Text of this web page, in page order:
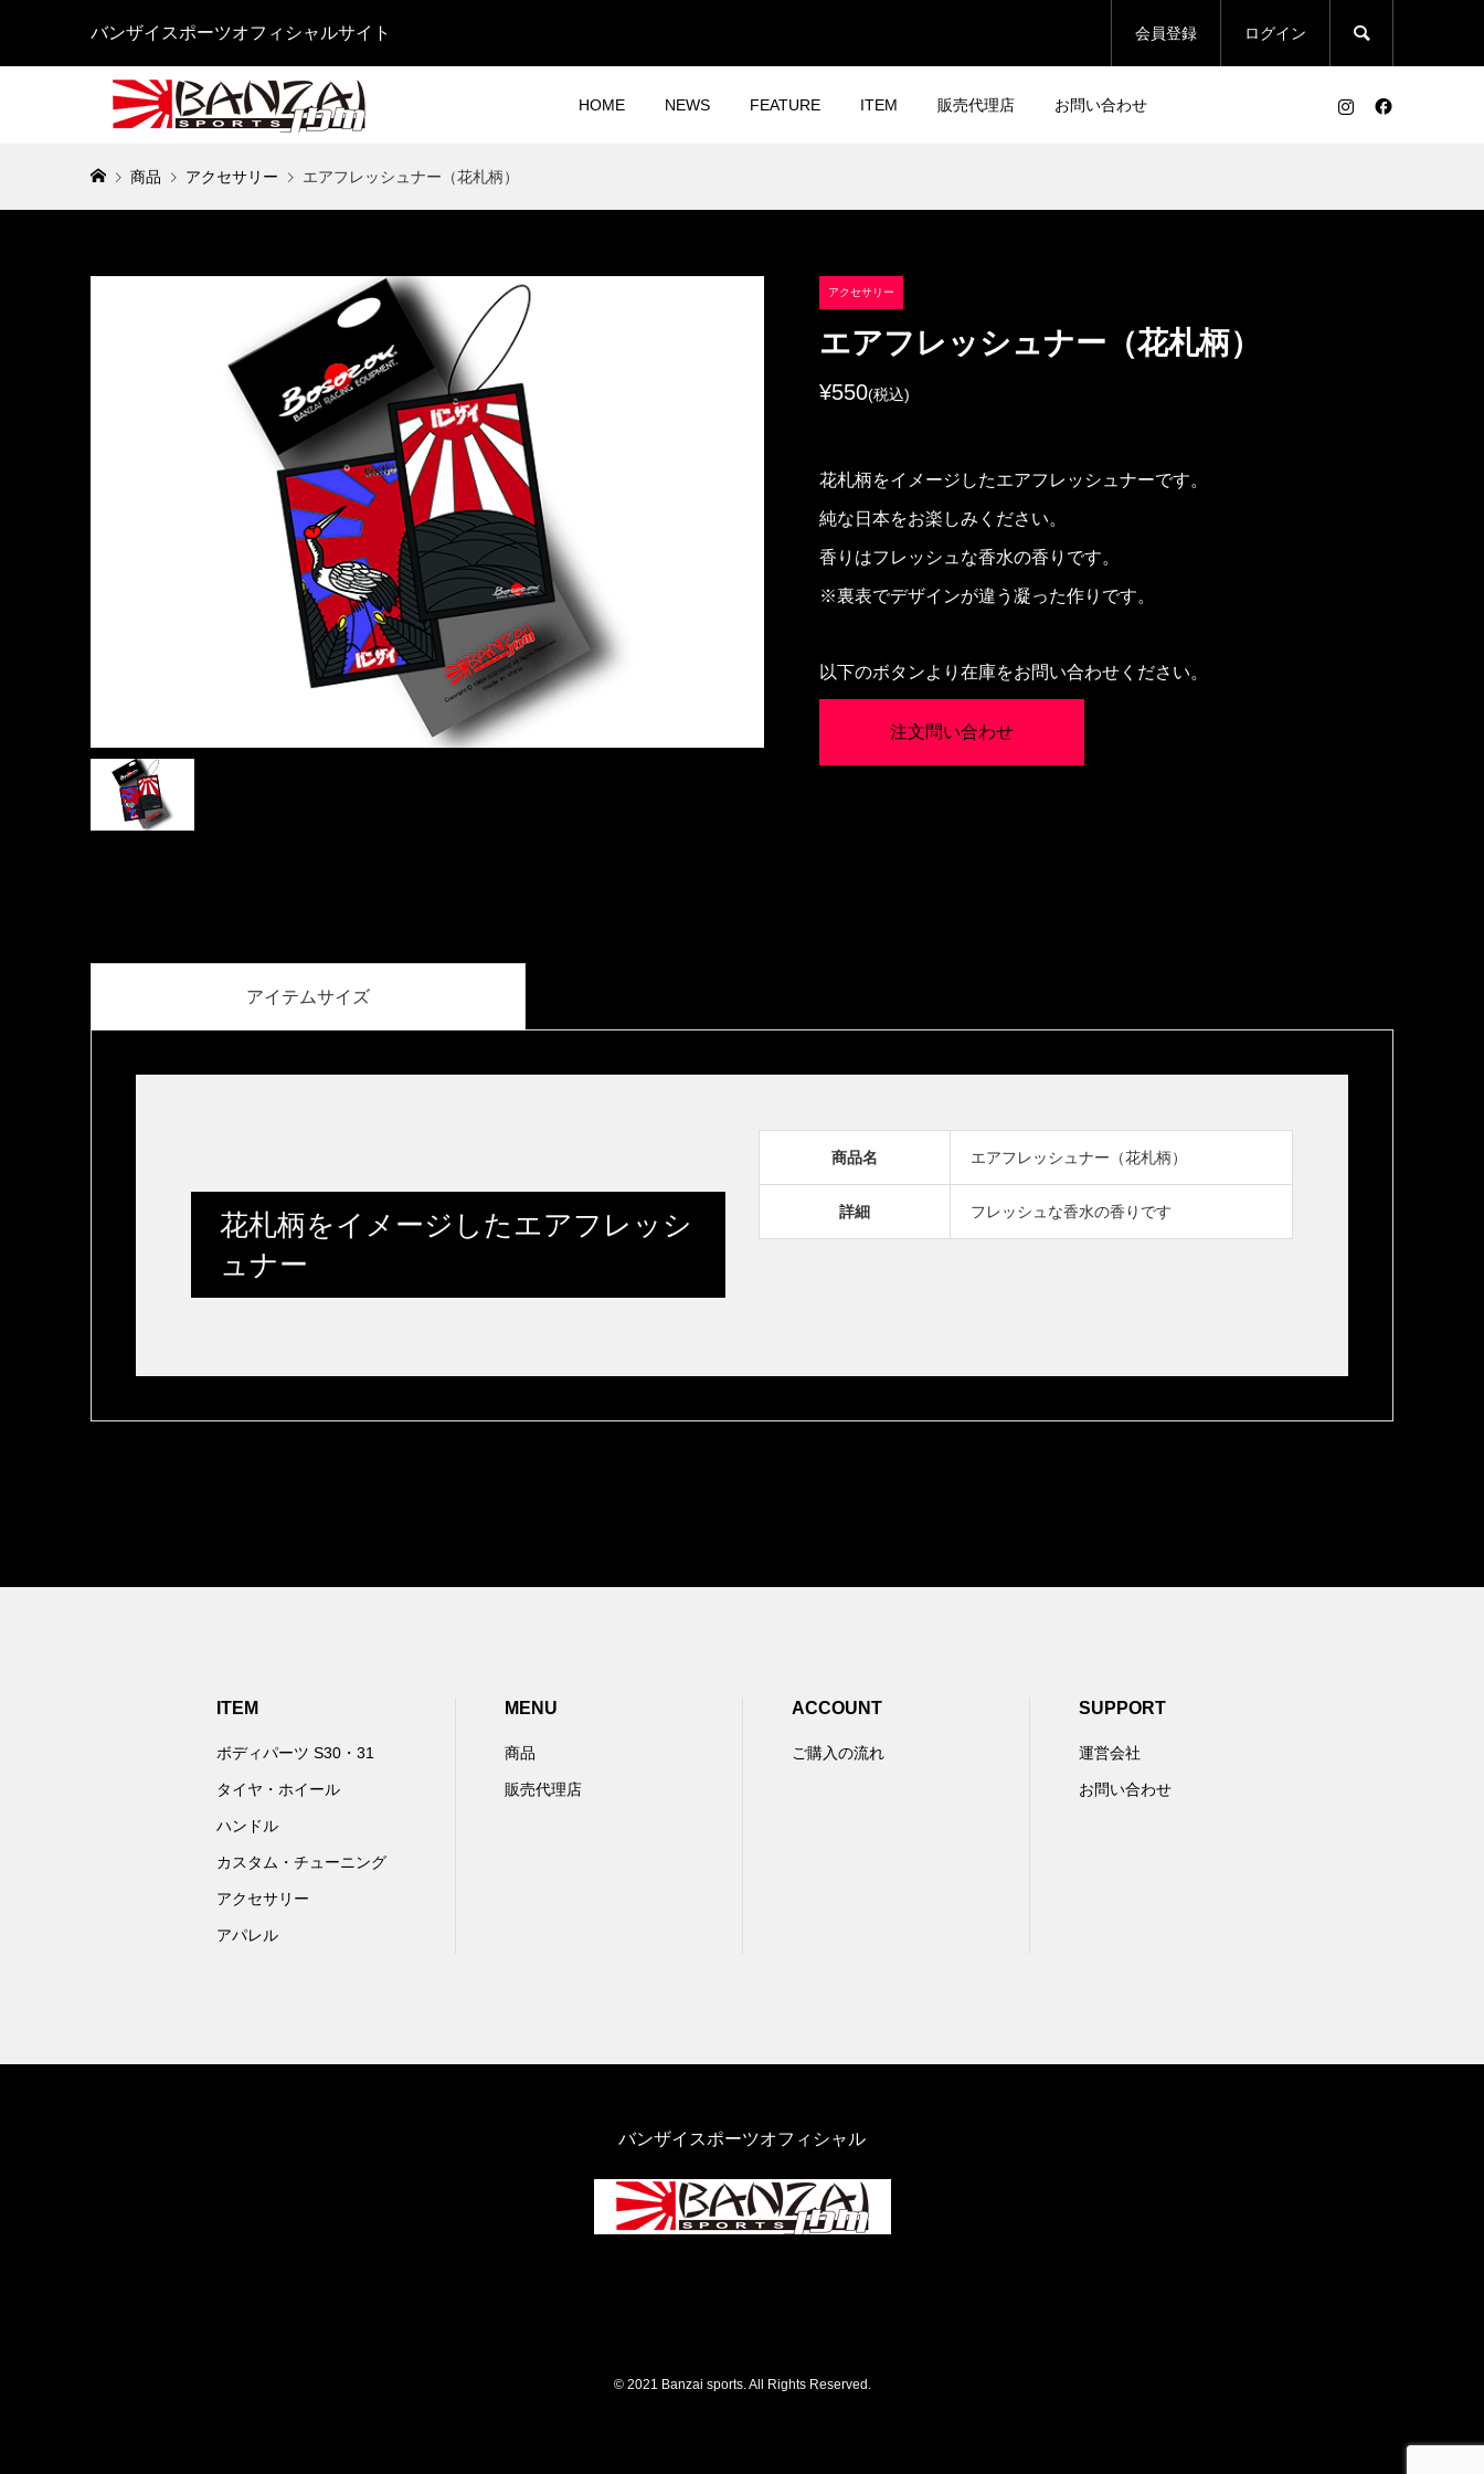
バンザイスポーツオフィシャルサイト 会員登録 ログイン 
HOME NEWS FEATURE ITEM 販売代理店 お問い合わせ
商品 アクセサリー エアフレッシュナー（花札柄）
アクセサリー
エアフレッシュナー（花札柄）
¥550(税込)
花札柄をイメージしたエアフレッシュナーです。
純な日本をお楽しみください。
香りはフレッシュな香水の香りです。
※裏表でデザインが違う凝った作りです。
以下のボタンより在庫をお問い合わせください。
注文問い合わせ
アイテムサイズ
花札柄をイメージしたエアフレッシ
ュナー
商品名 エアフレッシュナー（花札柄）
詳細 フレッシュな香水の香りです
ITEM
ボディパーツ S30・31
タイヤ・ホイール
ハンドル
カスタム・チューニング
アクセサリー
アパレル
MENU
商品
販売代理店
ACCOUNT
ご購入の流れ
SUPPORT
運営会社
お問い合わせ
バンザイスポーツオフィシャル
© 2021 Banzai sports. All Rights Reserved.